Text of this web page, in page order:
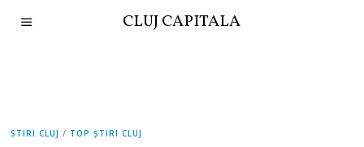
CLUJ CAPITALA
STIRI CLUJ / TOP ȘTIRI CLUJ